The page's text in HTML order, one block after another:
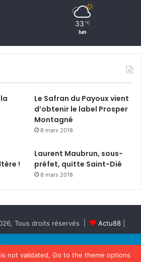
not validated, Go to the theme options
33 ℃
lun
Le Safran du Payoux vient
d’obtenir le label Prosper
Montagné
8 mars 2018
!
Laurent Maubrun, sous-
préfet, quitte Saint-Dié
8 mars 2018
Tous droits réservés | Actu88
pour
des
votre
Accepter
Politique de